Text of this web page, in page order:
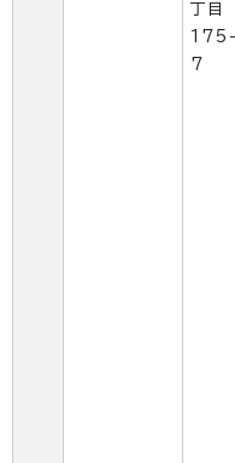
丁目
175-
7